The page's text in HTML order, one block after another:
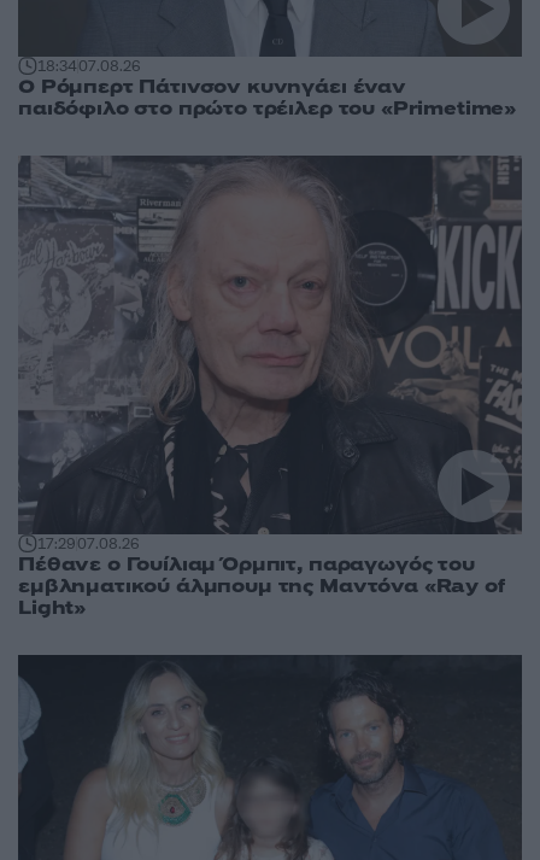
18:3407.08.26
Ο Ρόμπερτ Πάτινσον κυνηγάει έναν
παιδόφιλο στο πρώτο τρέιλερ του «Primetime»
17:2907.08.26
Πέθανε ο Γουίλιαμ Όρμπιτ, παραγωγός του
εμβληματικού άλμπουμ της Μαντόνα «Ray of
Light»